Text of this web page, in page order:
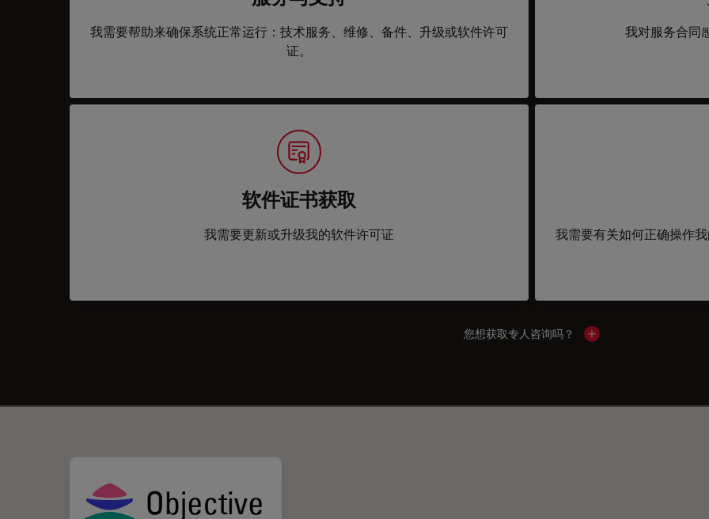
我需要帮助来确保系统正常运行：技术服务、维修、备件、升级或软件许可
证。
我对服务合同
软件证书获取
我需要更新或升级我的软件许可证 我需要有关如何正确操作
您想获取专人咨询吗？ Show local contacts